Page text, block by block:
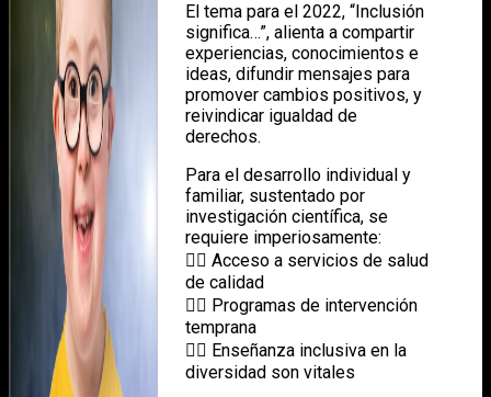
El tema para el 2022, “Inclusión
significa…”, alienta a compartir
experiencias, conocimientos e
ideas, difundir mensajes para
promover cambios positivos, y
reivindicar igualdad de
derechos.
Para el desarrollo individual y
familiar, sustentado por
investigación científica, se
requiere imperiosamente:
👉🏻 Acceso a servicios de salud
de calidad
👉🏻 Programas de intervención
temprana
👉🏻 Enseñanza inclusiva en la
diversidad son vitales